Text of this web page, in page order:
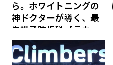
ら。ホワイトニングの
神ドクターが導く、最
先端予防歯科【ラウン
ジ会員特典あり】